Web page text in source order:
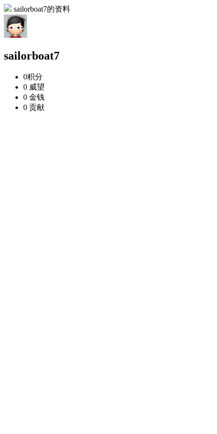
sailorboat7的资料
sailorboat7
0积分
0 威望
0 金钱
0 贡献